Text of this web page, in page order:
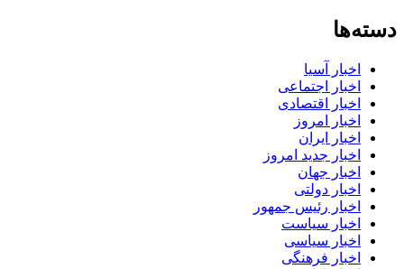
دسته‌ها
اخبار آسیا
اخبار اجتماعی
اخبار اقتصادی
اخبار امروز
اخبار ایران
اخبار جدید امروز
اخبار جهان
اخبار دولتی
اخبار رئیس جمهور
اخبار سیاست
اخبار سیاسی
اخبار فرهنگی